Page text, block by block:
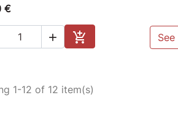
€
 
Add to cart
1-12 of 12 item(s)